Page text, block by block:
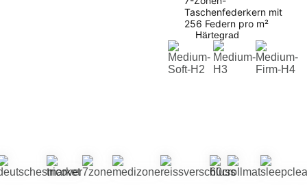
Taschenfederkern mit
256 Federn pro m²
Härtegrad